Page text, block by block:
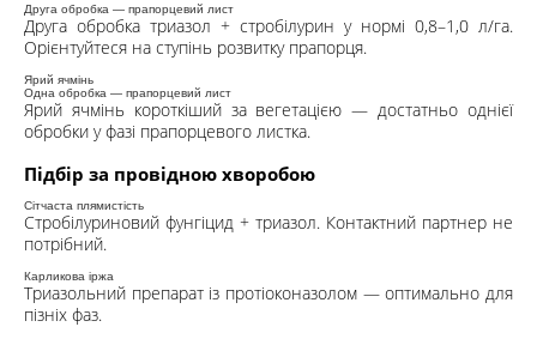
Друга обробка — прапорцевий лист
Друга обробка триазол + стробілурин у нормі 0,8–1,0 л/га.
Орієнтуйтеся на ступінь розвитку прапорця.
Ярий ячмінь
Одна обробка — прапорцевий лист
Ярий ячмінь короткіший за вегетацією — достатньо однієї
обробки у фазі прапорцевого листка.
Підбір за провідною хворобою
Сітчаста плямистість
Стробілуриновий фунгіцид + триазол. Контактний партнер не
потрібний.
Карликова іржа
Триазольний препарат із протіоконазолом — оптимально для
пізніх фаз.